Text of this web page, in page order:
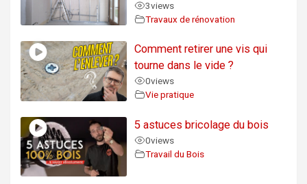
3views
Travaux de rénovation
Comment retirer une vis qui
tourne dans le vide ?
0views
Vie pratique
5 astuces bricolage du bois
0views
Travail du Bois